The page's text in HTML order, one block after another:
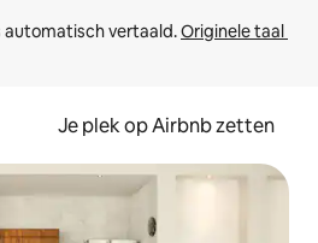
automatisch vertaald. Originele taal
Je plek op Airbnb zetten